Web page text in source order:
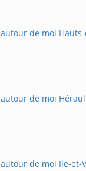
de moi
de moi
de moi Ile-et-